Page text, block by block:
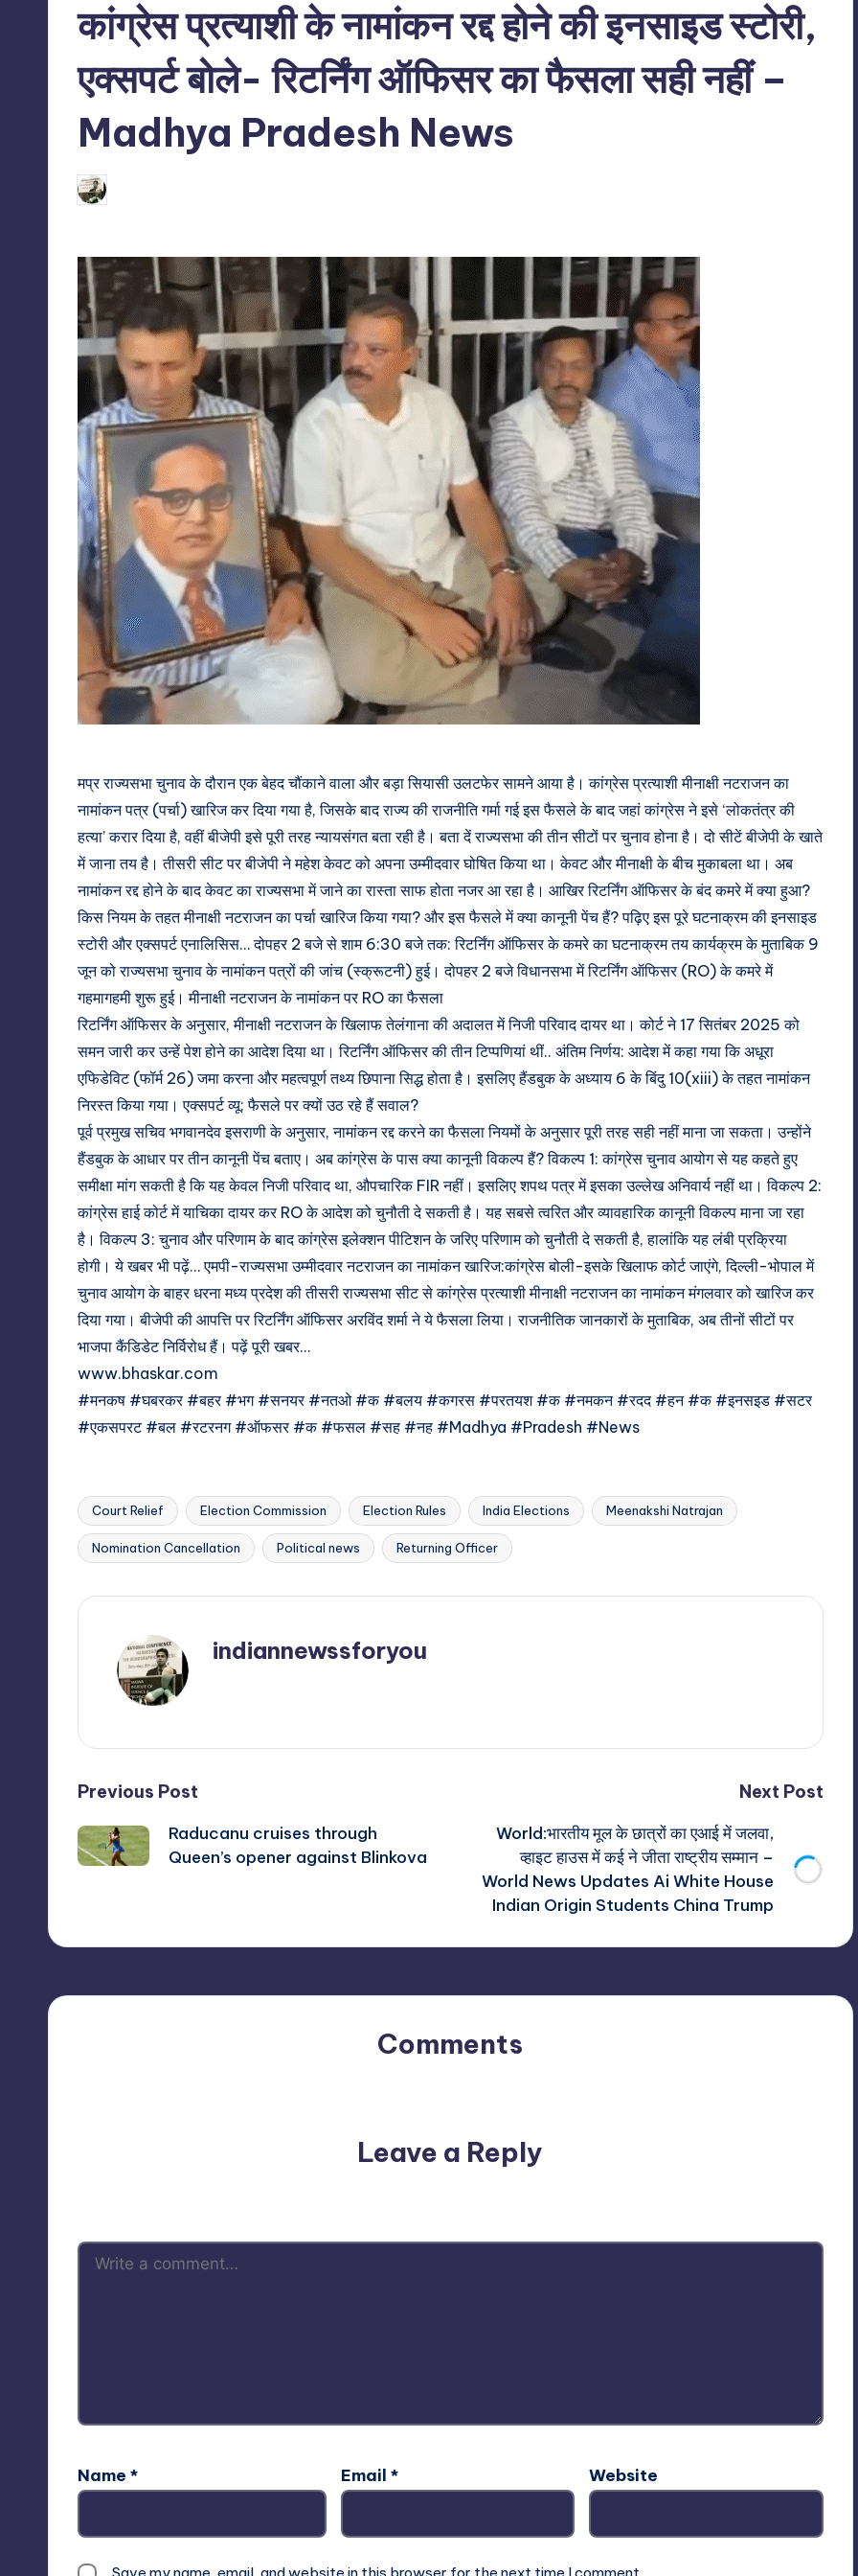
कांग्रेस प्रत्याशी के नामांकन रद्द होने की इनसाइड स्टोरी,
एक्सपर्ट बोले- रिटर्निंग ऑफिसर का फैसला सही नहीं –
Madhya Pradesh News
Posted
by
मप्र राज्यसभा चुनाव के दौरान एक बेहद चौंकाने वाला और बड़ा सियासी उलटफेर सामने आया है। कांग्रेस प्रत्याशी मीनाक्षी नटराजन का
नामांकन पत्र (पर्चा) खारिज कर दिया गया है, जिसके बाद राज्य की राजनीति गर्मा गई इस फैसले के बाद जहां कांग्रेस ने इसे ‘लोकतंत्र की
हत्या’ करार दिया है, वहीं बीजेपी इसे पूरी तरह न्यायसंगत बता रही है। बता दें राज्यसभा की तीन सीटों पर चुनाव होना है। दो सीटें बीजेपी के खाते
में जाना तय है। तीसरी सीट पर बीजेपी ने महेश केवट को अपना उम्मीदवार घोषित किया था। केवट और मीनाक्षी के बीच मुकाबला था। अब
नामांकन रद्द होने के बाद केवट का राज्यसभा में जाने का रास्ता साफ होता नजर आ रहा है। आखिर रिटर्निंग ऑफिसर के बंद कमरे में क्या हुआ?
किस नियम के तहत मीनाक्षी नटराजन का पर्चा खारिज किया गया? और इस फैसले में क्या कानूनी पेंच हैं? पढ़िए इस पूरे घटनाक्रम की इनसाइड
स्टोरी और एक्सपर्ट एनालिसिस… दोपहर 2 बजे से शाम 6:30 बजे तक: रिटर्निंग ऑफिसर के कमरे का घटनाक्रम तय कार्यक्रम के मुताबिक 9
जून को राज्यसभा चुनाव के नामांकन पत्रों की जांच (स्क्रूटनी) हुई। दोपहर 2 बजे विधानसभा में रिटर्निंग ऑफिसर (RO) के कमरे में
गहमागहमी शुरू हुई। मीनाक्षी नटराजन के नामांकन पर RO का फैसला
रिटर्निंग ऑफिसर के अनुसार, मीनाक्षी नटराजन के खिलाफ तेलंगाना की अदालत में निजी परिवाद दायर था। कोर्ट ने 17 सितंबर 2025 को
समन जारी कर उन्हें पेश होने का आदेश दिया था। रिटर्निंग ऑफिसर की तीन टिप्पणियां थीं.. अंतिम निर्णय: आदेश में कहा गया कि अधूरा
एफिडेविट (फॉर्म 26) जमा करना और महत्वपूर्ण तथ्य छिपाना सिद्ध होता है। इसलिए हैंडबुक के अध्याय 6 के बिंदु 10(xiii) के तहत नामांकन
निरस्त किया गया। एक्सपर्ट व्यू: फैसले पर क्यों उठ रहे हैं सवाल?
पूर्व प्रमुख सचिव भगवानदेव इसराणी के अनुसार, नामांकन रद्द करने का फैसला नियमों के अनुसार पूरी तरह सही नहीं माना जा सकता। उन्होंने
हैंडबुक के आधार पर तीन कानूनी पेंच बताए। अब कांग्रेस के पास क्या कानूनी विकल्प हैं? विकल्प 1: कांग्रेस चुनाव आयोग से यह कहते हुए
समीक्षा मांग सकती है कि यह केवल निजी परिवाद था, औपचारिक FIR नहीं। इसलिए शपथ पत्र में इसका उल्लेख अनिवार्य नहीं था। विकल्प 2:
कांग्रेस हाई कोर्ट में याचिका दायर कर RO के आदेश को चुनौती दे सकती है। यह सबसे त्वरित और व्यावहारिक कानूनी विकल्प माना जा रहा
है। विकल्प 3: चुनाव और परिणाम के बाद कांग्रेस इलेक्शन पीटिशन के जरिए परिणाम को चुनौती दे सकती है, हालांकि यह लंबी प्रक्रिया
होगी। ये खबर भी पढ़ें… एमपी-राज्यसभा उम्मीदवार नटराजन का नामांकन खारिज:कांग्रेस बोली-इसके खिलाफ कोर्ट जाएंगे, दिल्ली-भोपाल में
चुनाव आयोग के बाहर धरना मध्य प्रदेश की तीसरी राज्यसभा सीट से कांग्रेस प्रत्याशी मीनाक्षी नटराजन का नामांकन मंगलवार को खारिज कर
दिया गया। बीजेपी की आपत्ति पर रिटर्निंग ऑफिसर अरविंद शर्मा ने ये फैसला लिया। राजनीतिक जानकारों के मुताबिक, अब तीनों सीटों पर
भाजपा कैंडिडेट निर्विरोध हैं। पढ़ें पूरी खबर…
www.bhaskar.com
#मनकष #घबरकर #बहर #भग #सनयर #नतओ #क #बलय #कगरस #परतयश #क #नमकन #रदद #हन #क #इनसइड #सटर
#एकसपरट #बल #रटरनग #ऑफसर #क #फसल #सह #नह #Madhya #Pradesh #News
Tags:
Court Relief Election Commission Election Rules India Elections Meenakshi Natrajan
Nomination Cancellation Political news Returning Officer
indiannewssforyou
Post
navigation
Previous Post
Raducanu cruises through
Queen’s opener against Blinkova
Next Post
World:भारतीय मूल के छात्रों का एआई में जलवा,
व्हाइट हाउस में कई ने जीता राष्ट्रीय सम्मान –
World News Updates Ai White House
Indian Origin Students China Trump
Comments
Leave a Reply
Name * Email * Website